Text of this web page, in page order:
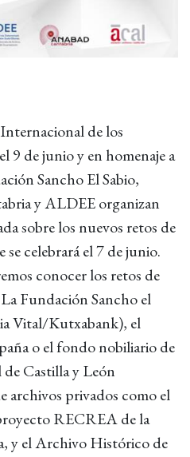
de los
9 de junio y en homenaje a
Sancho El Sabio,
y ALDEE organizan
sobre los nuevos retos de
celebrará el 7 de junio.
conocer los retos de
Fundación Sancho el
Vital/Kutxabank), el
o el fondo nobiliario de
Castilla y León
archivos privados como el
RECREA de la
y el Archivo Histórico de